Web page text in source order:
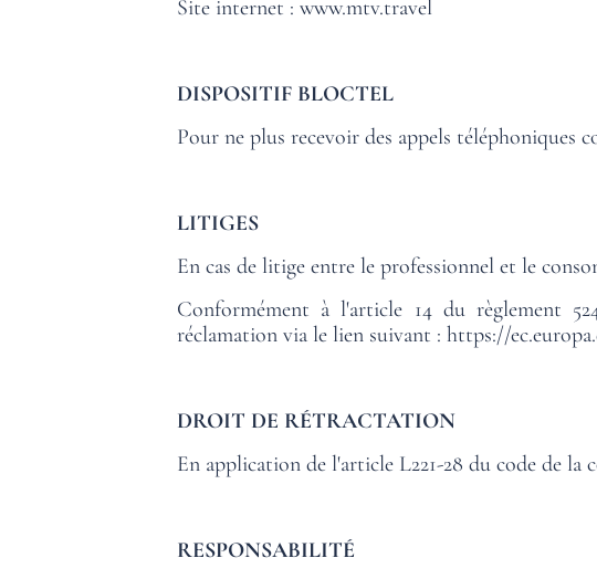
Site internet : www.mtv.travel
DISPOSITIF BLOCTEL
Pour ne plus recevoir des appels téléphoniques
LITIGES
En cas de litige entre le professionnel et le
Conformément à l'article 14 du règlement
réclamation via le lien suivant : https://
DROIT DE RÉTRACTATION
En application de l'article L221-28 du code de
RESPONSABILITÉ